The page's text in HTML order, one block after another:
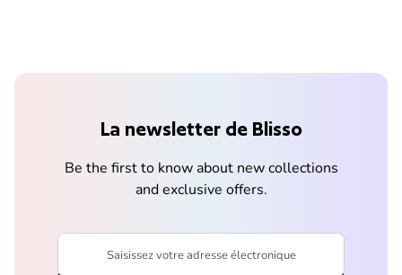
La newsletter de Blisso
Be the first to know about new collections
and exclusive offers.
Saisissez votre adresse électronique